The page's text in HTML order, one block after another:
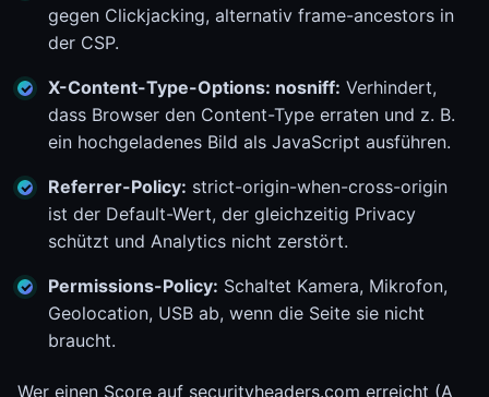
gegen Clickjacking, alternativ frame-ancestors in
der CSP.
X-Content-Type-Options: nosniff: Verhindert,
dass Browser den Content-Type erraten und z. B.
ein hochgeladenes Bild als JavaScript ausführen.
Referrer-Policy: strict-origin-when-cross-origin
ist der Default-Wert, der gleichzeitig Privacy
schützt und Analytics nicht zerstört.
Permissions-Policy: Schaltet Kamera, Mikrofon,
Geolocation, USB ab, wenn die Seite sie nicht
braucht.
Wer einen Score auf securityheaders.com erreicht (A